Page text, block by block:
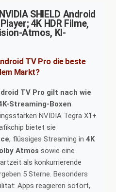
SHIELD Android
4K HDR Filme,
Atmos, KI-
TV Pro die beste
Markt?
TV Pro gilt nach wie
Streaming-Boxen
NVIDIA Tegra X1+
bietet sie
, flüssiges Streaming in 4K
Atmos sowie eine
als konkurrierende
5 Sterne. Besonders
Apps reagieren sofort,